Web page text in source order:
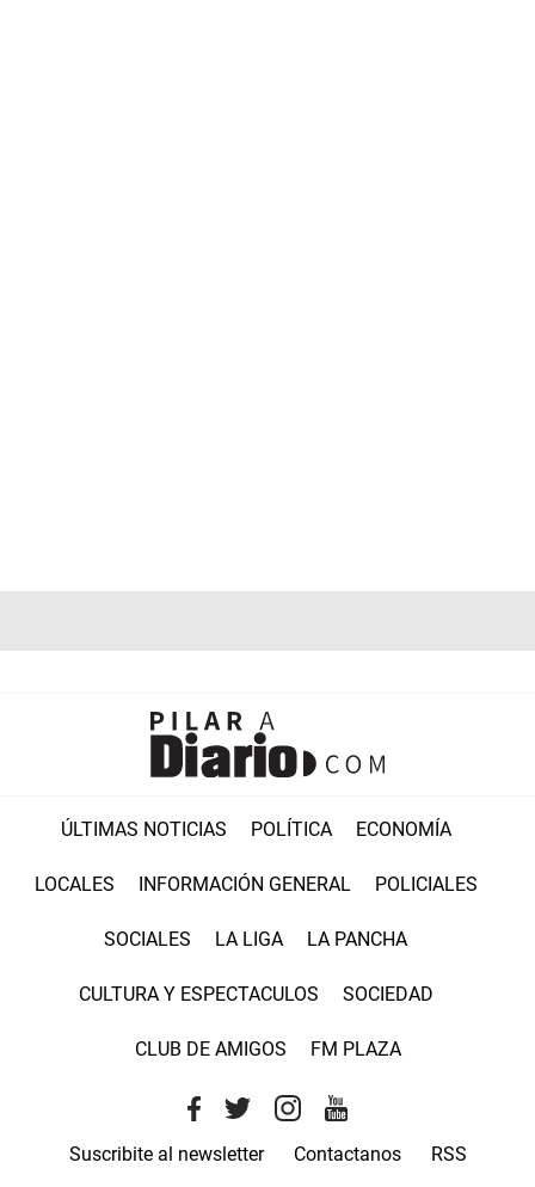
ÚLTIMAS NOTICIAS POLÍTICA ECONOMÍA
LOCALES INFORMACIÓN GENERAL POLICIALES
SOCIALES LA LIGA LA PANCHA
CULTURA Y ESPECTACULOS SOCIEDAD
CLUB DE AMIGOS FM PLAZA
Suscribite al newsletter Contactanos RSS